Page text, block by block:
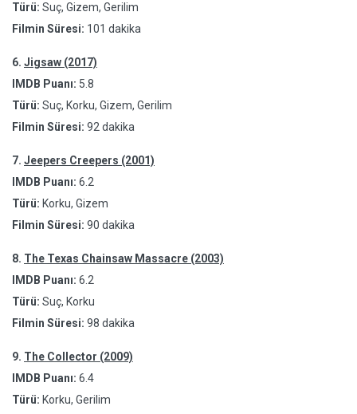
Türü: Suç, Gizem, Gerilim
Filmin Süresi: 101 dakika
6. Jigsaw (2017)
IMDB Puanı: 5.8
Türü: Suç, Korku, Gizem, Gerilim
Filmin Süresi: 92 dakika
7. Jeepers Creepers (2001)
IMDB Puanı: 6.2
Türü: Korku, Gizem
Filmin Süresi: 90 dakika
8. The Texas Chainsaw Massacre (2003)
IMDB Puanı: 6.2
Türü: Suç, Korku
Filmin Süresi: 98 dakika
9. The Collector (2009)
IMDB Puanı: 6.4
Türü: Korku, Gerilim